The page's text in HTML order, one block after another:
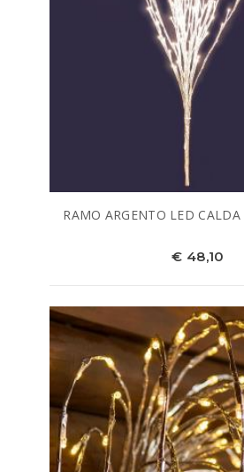
RAMO ARGENTO LED
€ 48,10